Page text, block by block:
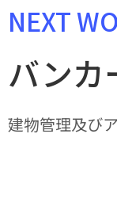
NEXT
バンカ
建物管理及び